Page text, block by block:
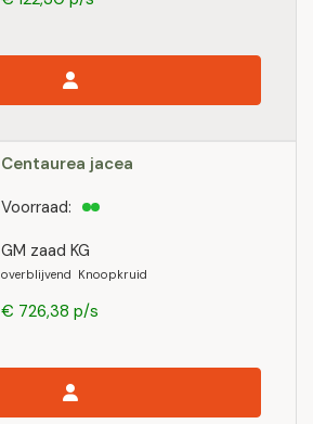
Centaurea jacea
GM zaad KG
overblijvend Knoopkruid
Voorraad:
€ 726,38 p/s